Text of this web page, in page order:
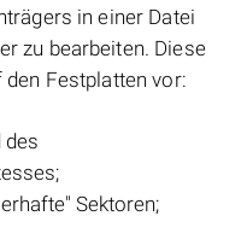
in einer Datei
zu bearbeiten. Diese
Festplatten vor:
des
Sektoren;